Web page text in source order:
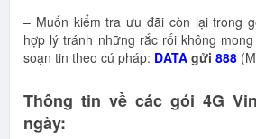
– Muốn kiểm tra ưu đãi còn lại trong
hợp lý tránh những rắc rối không
soạn tin theo cú pháp: DATA gửi 888
Thông tin về các gói 4G
ngày: